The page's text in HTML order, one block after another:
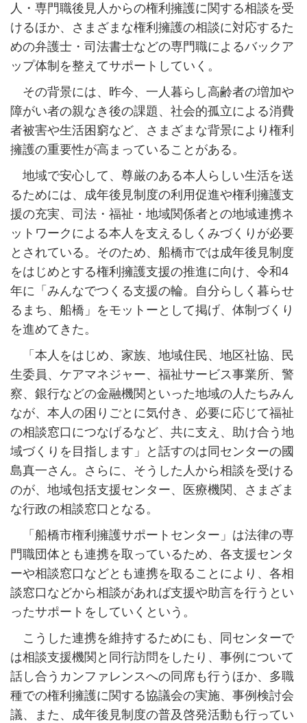
人・専門職後見人からの権利擁護に関する相談を受
けるほか、さまざまな権利擁護の相談に対応するた
めの弁護士・司法書士などの専門職によるバックア
ップ体制を整えてサポートしていく。
その背景には、昨今、一人暮らし高齢者の増加や
障がい者の親なき後の課題、社会的孤立による消費
者被害や生活困窮など、さまざまな背景により権利
擁護の重要性が高まっていることがある。
地域で安心して、尊厳のある本人らしい生活を送
るためには、成年後見制度の利用促進や権利擁護支
援の充実、司法・福祉・地域関係者との地域連携ネ
ットワークによる本人を支えるしくみづくりが必要
とされている。そのため、船橋市では成年後見制度
をはじめとする権利擁護支援の推進に向け、令和4
年に「みんなでつくる支援の輪。自分らしく暮らせ
るまち、船橋」をモットーとして掲げ、体制づくり
を進めてきた。
「本人をはじめ、家族、地域住民、地区社協、民
生委員、ケアマネジャー、福祉サービス事業所、警
察、銀行などの金融機関といった地域の人たちみん
なが、本人の困りごとに気付き、必要に応じて福祉
の相談窓口につなげるなど、共に支え、助け合う地
域づくりを目指します」と話すのは同センターの國
島真一さん。さらに、そうした人から相談を受ける
のが、地域包括支援センター、医療機関、さまざま
な行政の相談窓口となる。
「船橋市権利擁護サポートセンター」は法律の専
門職団体とも連携を取っているため、各支援センタ
ーや相談窓口などとも連携を取ることにより、各相
談窓口などから相談があれば支援や助言を行うとい
ったサポートをしていくという。
こうした連携を維持するためにも、同センターで
は相談支援機関と同行訪問をしたり、事例について
話し合うカンファレンスへの同席も行うほか、多職
種での権利擁護に関する協議会の実施、事例検討会
議、また、成年後見制度の普及啓発活動も行ってい